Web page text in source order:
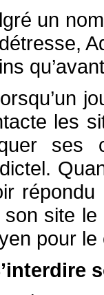
un
les
ses
site le
pour